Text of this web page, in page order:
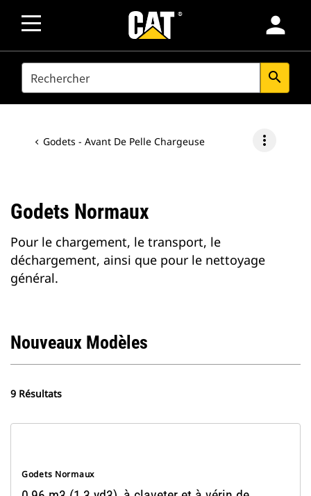
person
SEARCH search
Godets - Avant De Pelle Chargeuse more_vert
Godets Normaux
Pour le chargement, le transport, le
déchargement, ainsi que pour le nettoyage
général.
Nouveaux Modèles
9 Résultats
Godets Normaux